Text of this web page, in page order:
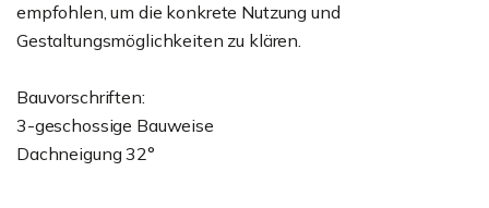
empfohlen, um die konkrete Nutzung und
Gestaltungsmöglichkeiten zu klären.
Bauvorschriften:
3-geschossige Bauweise
Dachneigung 32°